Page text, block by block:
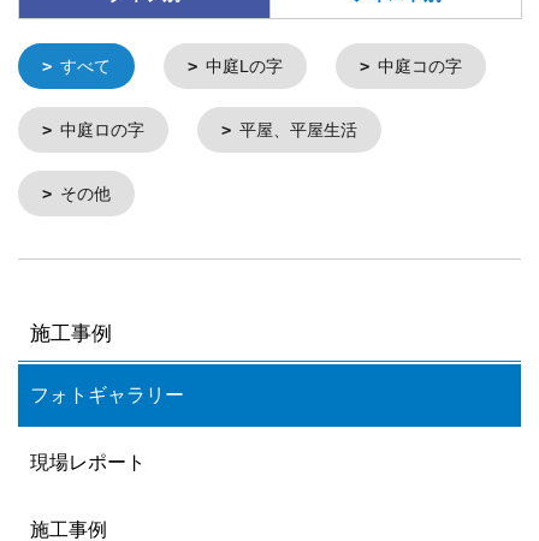
すべて 中庭Lの字 中庭コの字
中庭ロの字 平屋、平屋生活
その他
施工事例
フォトギャラリー
現場レポート
施工事例